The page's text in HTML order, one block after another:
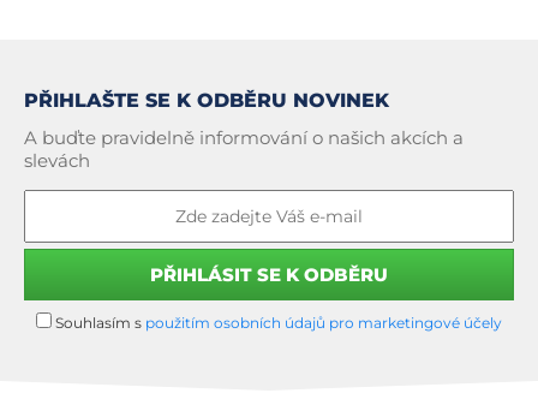
PŘIHLAŠTE SE K ODBĚRU NOVINEK
A buďte pravidelně informování o našich akcích a
slevách
Souhlasím s použitím osobních údajů pro marketingové účely